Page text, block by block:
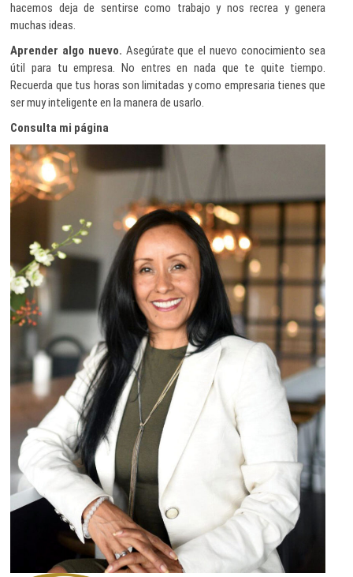
hacemos deja de sentirse como trabajo y nos recrea y genera
muchas ideas.
Aprender algo nuevo. Asegúrate que el nuevo conocimiento sea
útil para tu empresa. No entres en nada que te quite tiempo.
Recuerda que tus horas son limitadas y como empresaria tienes que
ser muy inteligente en la manera de usarlo.
Consulta mi página